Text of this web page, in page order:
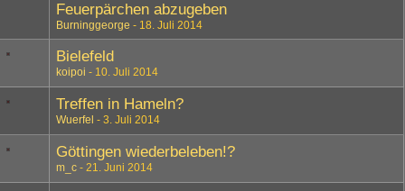
Feuerpärchen abzugeben
Burninggeorge 18. Juli 2014
Bielefeld
koipoi 10. Juli 2014
Treffen in Hameln?
Wuerfel 3. Juli 2014
Göttingen wiederbeleben!?
m_c 21. Juni 2014